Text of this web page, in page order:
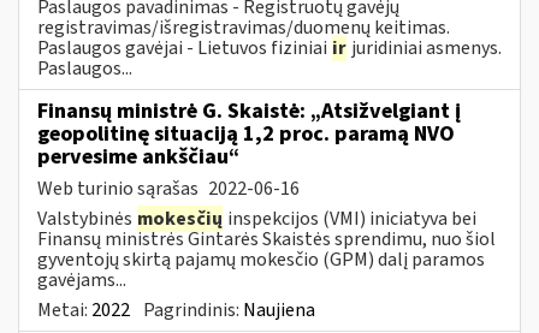
Paslaugos pavadinimas - Registruotų gavėjų
registravimas/išregistravimas/duomenų keitimas.
Paslaugos gavėjai - Lietuvos fiziniai ir juridiniai asmenys.
Paslaugos...
Finansų ministrė G. Skaistė: „Atsižvelgiant į
geopolitinę situaciją 1,2 proc. paramą NVO
pervesime ankščiau“
Web turinio sąrašas 2022-06-16
Valstybinės mokesčių inspekcijos (VMI) iniciatyva bei
Finansų ministrės Gintarės Skaistės sprendimu, nuo šiol
gyventojų skirtą pajamų mokesčio (GPM) dalį paramos
gavėjams...
Metai: 2022 Pagrindinis: Naujiena